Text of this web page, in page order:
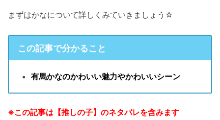
まずはかなについて詳しくみていきましょう☆
この記事で分かること
有馬かなのかわいい魅力やかわいいシーン
※この記事は【推しの子】のネタバレを含みます